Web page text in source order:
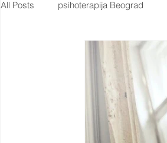
All Posts psihoterapija Beograd